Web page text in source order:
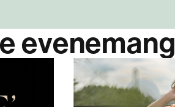
evenemang